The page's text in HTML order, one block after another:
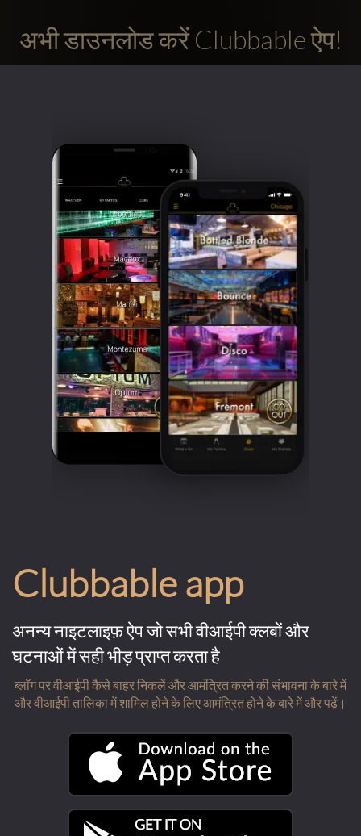
अभी डाउनलोड करें Clubbable ऐप!
Clubbable app
अनन्य नाइटलाइफ़ ऐप जो सभी वीआईपी क्लबों और
घटनाओं में सही भीड़ प्राप्त करता है
ब्लॉग पर वीआईपी कैसे बाहर निकलें और आमंत्रित करने की संभावना के बारे में
और वीआईपी तालिका में शामिल होने के लिए आमंत्रित होने के बारे में और पढ़ें।